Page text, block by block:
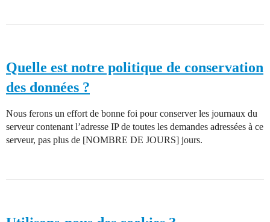
Quelle est notre politique de conservation
des données ?
Nous ferons un effort de bonne foi pour conserver les journaux du
serveur contenant l’adresse IP de toutes les demandes adressées à ce
serveur, pas plus de [NOMBRE DE JOURS] jours.